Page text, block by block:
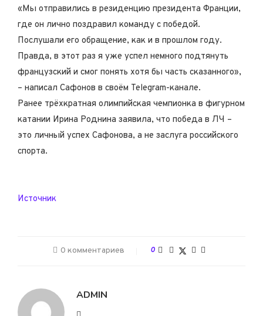
«Мы отправились в резиденцию президента Франции,
где он лично поздравил команду с победой.
Послушали его обращение, как и в прошлом году.
Правда, в этот раз я уже успел немного подтянуть
французский и смог понять хотя бы часть сказанного»,
– написал Сафонов в своём Telegram-канале.
Ранее трёхкратная олимпийская чемпионка в фигурном
катании Ирина Роднина заявила, что победа в ЛЧ –
это личный успех Сафонова, а не заслуга российского
спорта.
Источник
0 комментариев 0
ADMIN